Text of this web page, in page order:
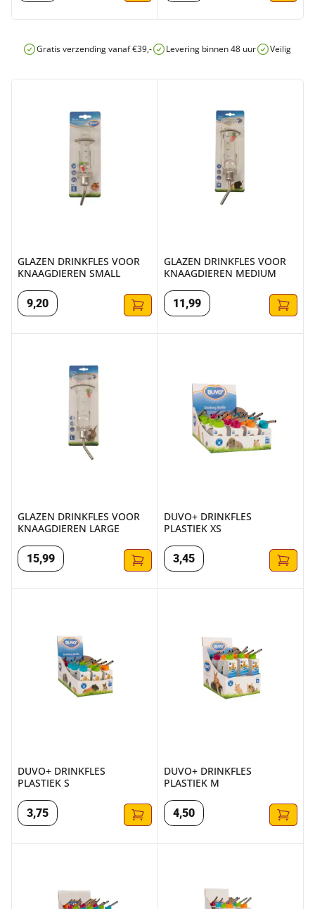
Gratis verzending vanaf €39,- Levering binnen 48 uur Veilig
GLAZEN DRINKFLES VOOR
KNAAGDIEREN SMALL
9,20
GLAZEN DRINKFLES VOOR
KNAAGDIEREN MEDIUM
11 ,99
GLAZEN DRINKFLES VOOR
KNAAGDIEREN LARGE
15,99
DUVO+ DRINKFLES
PLASTIEK XS
3,45
DUVO+ DRINKFLES
PLASTIEK S
3,75
DUVO+ DRINKFLES
PLASTIEK M
4,50